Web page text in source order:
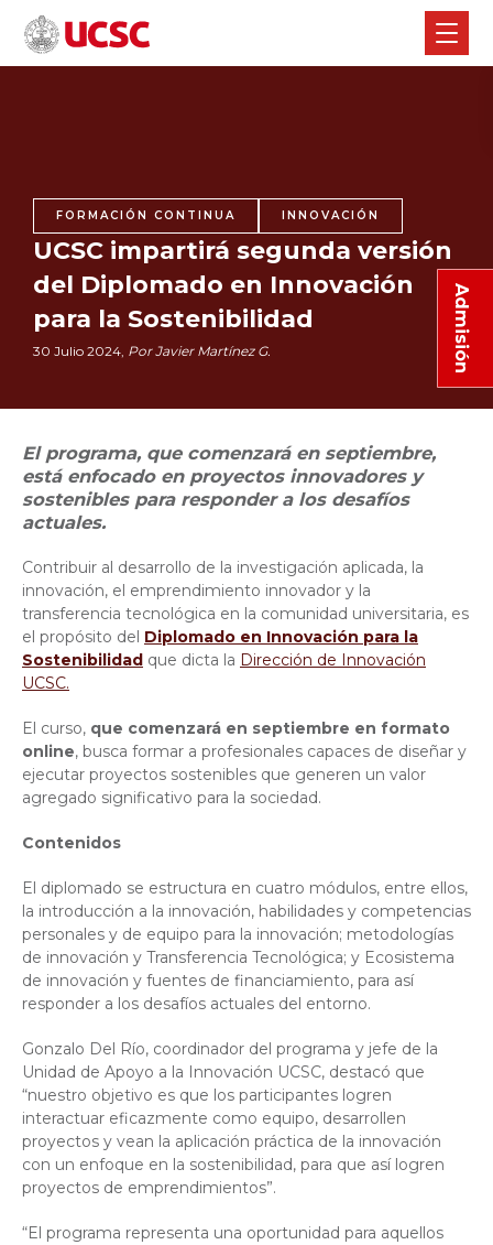
Admisión
FORMACIÓN CONTINUA INNOVACIÓN
UCSC impartirá segunda versión
del Diplomado en Innovación
para la Sostenibilidad
30 Julio 2024, Por Javier Martínez G.
El programa, que comenzará en septiembre,
está enfocado en proyectos innovadores y
sostenibles para responder a los desafíos
actuales.
Contribuir al desarrollo de la investigación aplicada, la
innovación, el emprendimiento innovador y la
transferencia tecnológica en la comunidad universitaria, es
el propósito del Diplomado en Innovación para la
Sostenibilidad que dicta la Dirección de Innovación
UCSC.
El curso, que comenzará en septiembre en formato
online, busca formar a profesionales capaces de diseñar y
ejecutar proyectos sostenibles que generen un valor
agregado significativo para la sociedad.
Contenidos
El diplomado se estructura en cuatro módulos, entre ellos,
la introducción a la innovación, habilidades y competencias
personales y de equipo para la innovación; metodologías
de innovación y Transferencia Tecnológica; y Ecosistema
de innovación y fuentes de financiamiento, para así
responder a los desafíos actuales del entorno.
Gonzalo Del Río, coordinador del programa y jefe de la
Unidad de Apoyo a la Innovación UCSC, destacó que
“nuestro objetivo es que los participantes logren
interactuar eficazmente como equipo, desarrollen
proyectos y vean la aplicación práctica de la innovación
con un enfoque en la sostenibilidad, para que así logren
proyectos de emprendimientos”.
“El programa representa una oportunidad para aquellos